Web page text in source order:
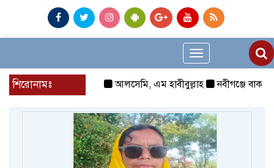
Toggle
navigation
শিরোনামঃ আলসেমি, এম হাবীবুল্লাহ নবীগঞ্জে